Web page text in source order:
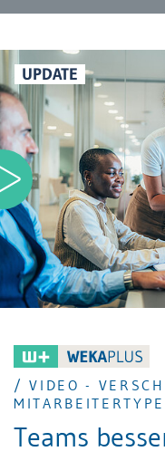
UPDATE
/ VIDEO -
Teams